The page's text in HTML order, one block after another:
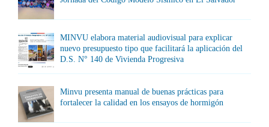
MINVU elabora material audiovisual para explicar
nuevo presupuesto tipo que facilitará la aplicación del
D.S. N° 140 de Vivienda Progresiva
Minvu presenta manual de buenas prácticas para
fortalecer la calidad en los ensayos de hormigón